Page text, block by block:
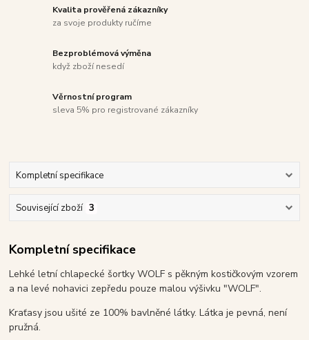
Kvalita prověřená zákazníky
za svoje produkty ručíme
Bezproblémová výměna
když zboží nesedí
Věrnostní program
sleva 5% pro registrované zákazníky
Kompletní specifikace
Související zboží 3
Kompletní specifikace
Lehké letní chlapecké šortky WOLF s pěkným kostičkovým vzorem
a na levé nohavici zepředu pouze malou výšivku "WOLF".
Kraťasy jsou ušité ze 100% bavlněné látky. Látka je pevná, není
pružná.